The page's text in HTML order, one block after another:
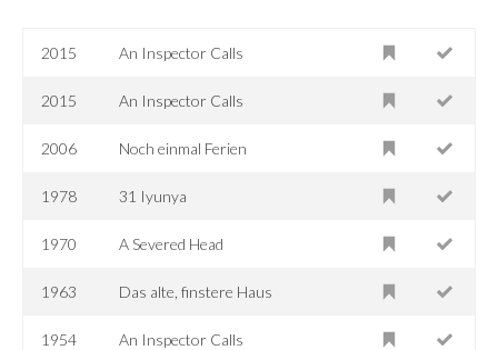
2015 An Inspector Calls
2015 An Inspector Calls
2006 Noch einmal Ferien
1978 31 Iyunya
1970 A Severed Head
1963 Das alte, finstere Haus
1954 An Inspector Calls